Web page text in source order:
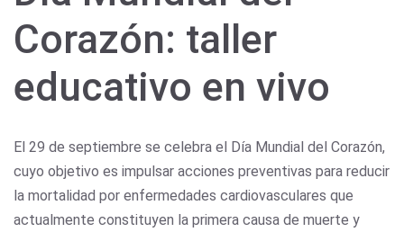
Corazón: taller
educativo en vivo
El 29 de septiembre se celebra el Día Mundial del Corazón,
cuyo objetivo es impulsar acciones preventivas para reducir
la mortalidad por enfermedades cardiovasculares que
actualmente constituyen la primera causa de muerte y